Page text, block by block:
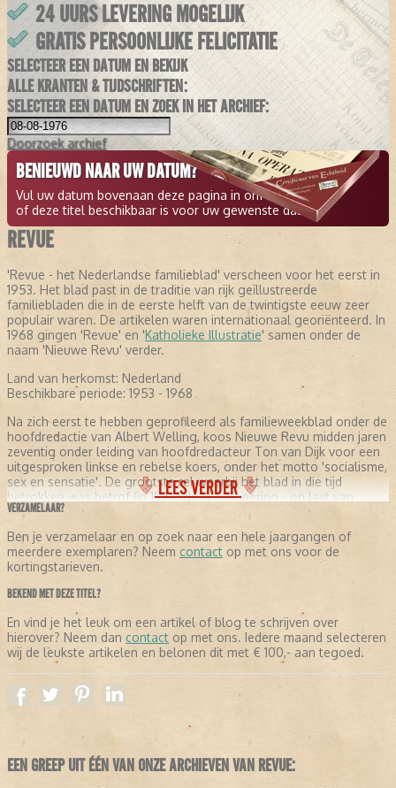
24 UURS LEVERING MOGELIJK
GRATIS PERSOONLIJKE FELICITATIE
SELECTEER EEN DATUM EN BEKIJK
ALLE KRANTEN & TIJDSCHRIFTEN:
SELECTEER EEN DATUM EN ZOEK IN HET ARCHIEF:
Doorzoek archief
BENIEUWD NAAR UW DATUM?
Vul uw datum bovenaan deze pagina in om te zien
of deze titel beschikbaar is voor uw gewenste datum.
REVUE
'Revue - het Nederlandse familieblad' verscheen voor het eerst in
1953. Het blad past in de traditie van rijk geïllustreerde
familiebladen die in de eerste helft van de twintigste eeuw zeer
populair waren. De artikelen waren internationaal georiënteerd. In
1968 gingen 'Revue' en 'Katholieke Illustratie' samen onder de
naam 'Nieuwe Revu' verder.
Land van herkomst: Nederland
Beschikbare periode: 1953 - 1968
Na zich eerst te hebben geprofileerd als familieweekblad onder de
hoofdredactie van Albert Welling, koos Nieuwe Revu midden jaren
zeventig onder leiding van hoofdredacteur Ton van Dijk voor een
uitgesproken linkse en rebelse koers, onder het motto 'socialisme,
sex en sensatie'. De grootste rel waarbij het blad in die tijd
betrokken was betrof (in 1976) de versnippering - op last van
uitgeverij VNU - van het kerstnummer. Daarin stonden fragmenten
opgeluisterd met artistieke naaktfoto's van mannen en vrouwen. -
In de jaren '80 werd Nieuwe Revu serieuzer van toon en begon het
trekken te krijgen van een volwassen opinieweekblad. In juni 2008
maakte hoofdredacteur Altan Erdogan bekend dat het blad met
ingang van week 27 weer 'Revu' zou gaan heten in plaats van
'Nieuwe Revu'. De 'e' uit de oorspronkelijke titel ('Revue') keerde
echter niet terug. Op 1 juli 2008 is de naam Nieuwe Revu
daadwerkelijk veranderd in Revu. Inmiddels is de titel, in het kader
van een restyling, weer veranderd naar 'Nieuwe Revu
LEES VERDER
VERZAMELAAR?
Ben je verzamelaar en op zoek naar een hele jaargangen of
meerdere exemplaren? Neem contact op met ons voor de
kortingstarieven.
BEKEND MET DEZE TITEL?
En vind je het leuk om een artikel of blog te schrijven over
hierover? Neem dan contact op met ons. Iedere maand selecteren
wij de leukste artikelen en belonen dit met € 100,- aan tegoed.
EEN GREEP UIT ÉÉN VAN ONZE ARCHIEVEN VAN REVUE: